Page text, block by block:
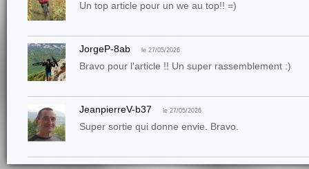
Un top article pour un we au top!! =)
JorgeP-8ab le 27/05/2026
Bravo pour l'article !! Un super rassemblement :)
JeanpierreV-b37 le 27/05/2026
Super sortie qui donne envie. Bravo.